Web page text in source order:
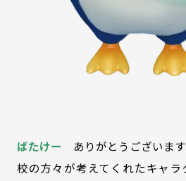
ばたけー ありがとうございま
校の方々が考えてくれたキャ